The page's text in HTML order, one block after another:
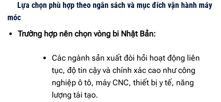
Lựa chọn phù hợp theo ngân sách và mục đích vận hành máy
móc
Trường hợp nên chọn vòng bi Nhật Bản:
Các ngành sản xuất đòi hỏi hoạt động liên
tục, độ tin cậy và chính xác cao như công
nghiệp ô tô, máy CNC, thiết bị y tế, năng
lượng tái tạo.